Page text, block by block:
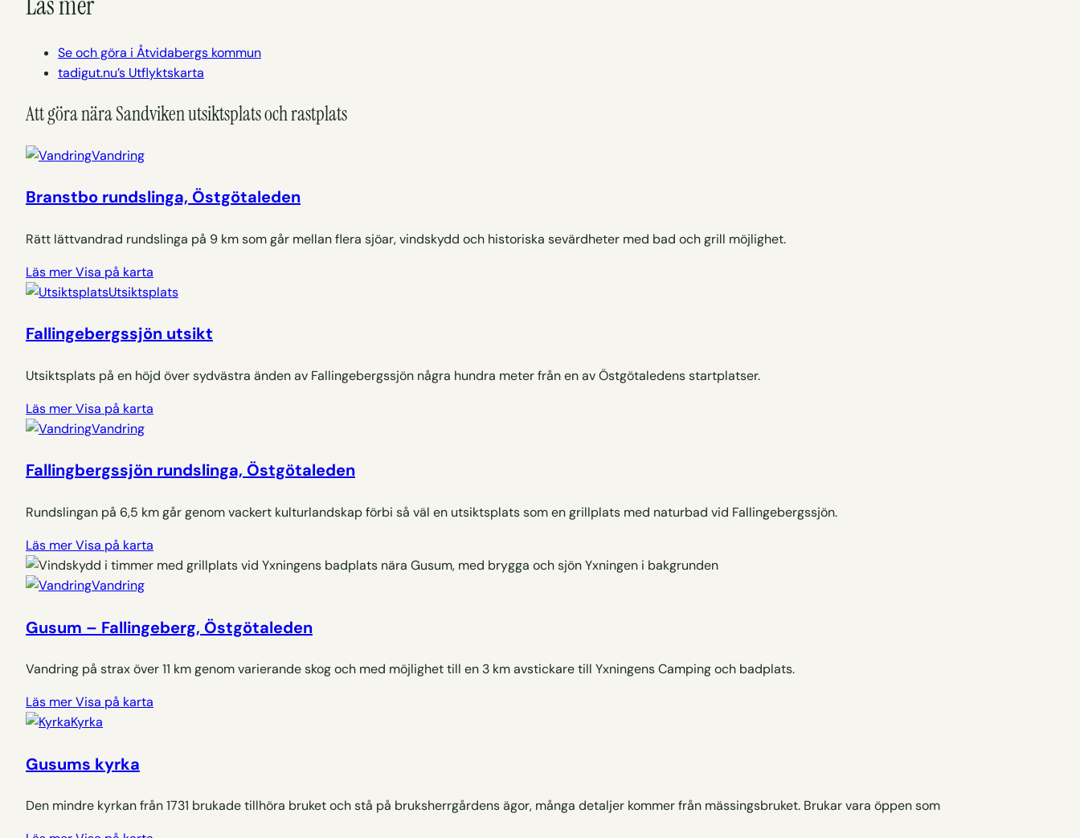
Se och göra i Åtvidabergs kommun
tadigut.nu’s Utflyktskarta
Att göra nära Sandviken utsiktsplats och rastplats
Vandring
Branstbo rundslinga, Östgötaleden
Rätt lättvandrad rundslinga på 9 km som går mellan flera sjöar, vindskydd och historiska sevärdheter med bad och grill möjlighet.
Läs merVisa på karta
Utsiktsplats
Fallingebergssjön utsikt
Utsiktsplats på en höjd över sydvästra änden av Fallingebergssjön några hundra meter från en av Östgötaledens startplatser.
Läs merVisa på karta
Vandring
Fallingbergssjön rundslinga, Östgötaleden
Rundslingan på 6,5 km går genom vackert kulturlandskap förbi så väl en utsiktsplats som en grillplats med naturbad vid Fallingebergssjön.
Läs merVisa på karta
Vandring
Gusum – Fallingeberg, Östgötaleden
Vandring på strax över 11 km genom varierande skog och med möjlighet till en 3 km avstickare till Yxningens Camping och badplats.
Läs merVisa på karta
Kyrka
Gusums kyrka
Den mindre kyrkan från 1731 brukade tillhöra bruket och stå på bruksherrgårdens ägor, många detaljer kommer från mässingsbruket. Brukar vara öppen som